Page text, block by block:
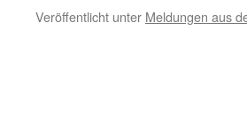
Veröffentlicht unter Meldungen aus